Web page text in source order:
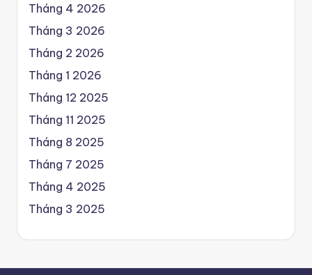
Tháng 4 2026
Tháng 3 2026
Tháng 2 2026
Tháng 1 2026
Tháng 12 2025
Tháng 11 2025
Tháng 8 2025
Tháng 7 2025
Tháng 4 2025
Tháng 3 2025